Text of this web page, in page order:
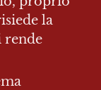
la
rende